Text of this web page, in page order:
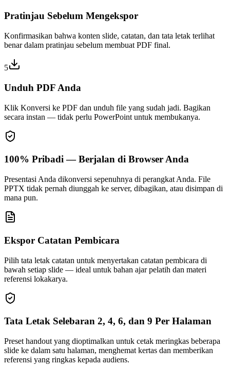
Pratinjau Sebelum Mengekspor
Konfirmasikan bahwa konten slide, catatan, dan tata letak terlihat
benar dalam pratinjau sebelum membuat PDF final.
5
Unduh PDF Anda
Klik Konversi ke PDF dan unduh file yang sudah jadi. Bagikan
secara instan — tidak perlu PowerPoint untuk membukanya.
100% Pribadi — Berjalan di Browser Anda
Presentasi Anda dikonversi sepenuhnya di perangkat Anda. File
PPTX tidak pernah diunggah ke server, dibagikan, atau disimpan di
mana pun.
Ekspor Catatan Pembicara
Pilih tata letak catatan untuk menyertakan catatan pembicara di
bawah setiap slide — ideal untuk bahan ajar pelatih dan materi
referensi lokakarya.
Tata Letak Selebaran 2, 4, 6, dan 9 Per Halaman
Preset handout yang dioptimalkan untuk cetak meringkas beberapa
slide ke dalam satu halaman, menghemat kertas dan memberikan
referensi yang ringkas kepada audiens.